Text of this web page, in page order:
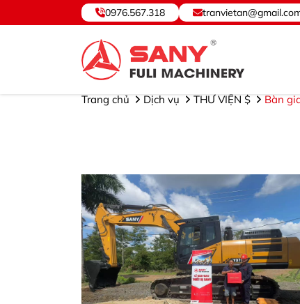
SANY VIỆT NAM ® - Cung cấp, Bảo hành Thiết bị và Phụ
0976.567.318
Trang chủ Dịch vụ THƯ VIỆN $ Bàn